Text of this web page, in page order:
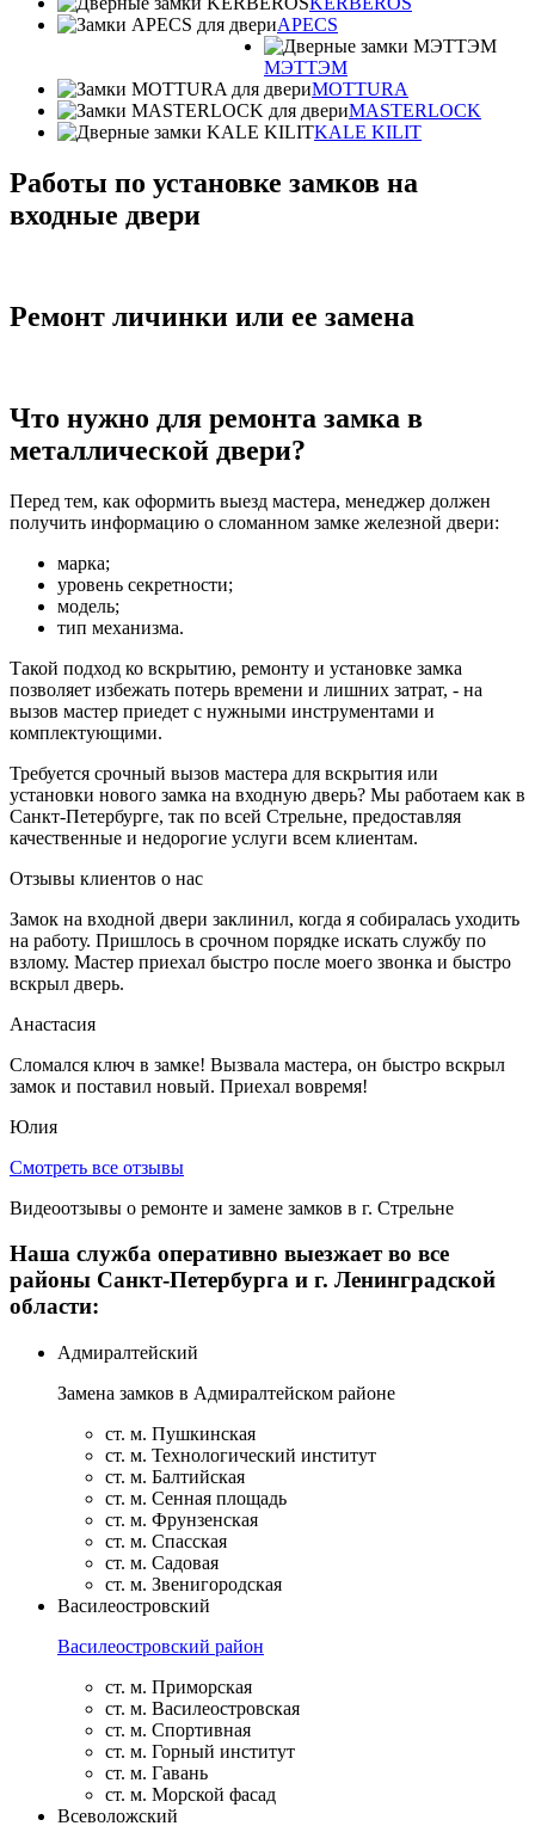
APECS
МЭТТЭМ
MOTTURA
MASTERLOCK
KALE KILIT
Работы по установке замков на
входные двери
Ремонт личинки или ее замена
Что нужно для ремонта замка в
металлической двери?
Перед тем, как оформить выезд мастера, менеджер должен
получить информацию о сломанном замке железной двери:
марка;
уровень секретности;
модель;
тип механизма.
Такой подход ко вскрытию, ремонту и установке замка
позволяет избежать потерь времени и лишних затрат, - на
вызов мастер приедет с нужными инструментами и
комплектующими.
Требуется срочный вызов мастера для вскрытия или
установки нового замка на входную дверь? Мы работаем как в
Санкт-Петербурге, так по всей Стрельне, предоставляя
качественные и недорогие услуги всем клиентам.
Отзывы клиентов о нас
Замок на входной двери заклинил, когда я собиралась уходить
на работу. Пришлось в срочном порядке искать службу по
взлому. Мастер приехал быстро после моего звонка и быстро
вскрыл дверь.
Анастасия
Сломался ключ в замке! Вызвала мастера, он быстро вскрыл
замок и поставил новый. Приехал вовремя!
Юлия
Смотреть все отзывы
Видеоотзывы о ремонте и замене замков в г. Стрельне
Наша служба оперативно выезжает во все
районы Санкт-Петербурга и г. Ленинградской
области:
Адмиралтейский
Замена замков в Адмиралтейском районе
ст. м. Пушкинская
ст. м. Технологический институт
ст. м. Балтийская
ст. м. Сенная площадь
ст. м. Фрунзенская
ст. м. Спасская
ст. м. Садовая
ст. м. Звенигородская
Василеостровский
Василеостровский район
ст. м. Приморская
ст. м. Василеостровская
ст. м. Спортивная
ст. м. Горный институт
ст. м. Гавань
ст. м. Морской фасад
Всеволожский